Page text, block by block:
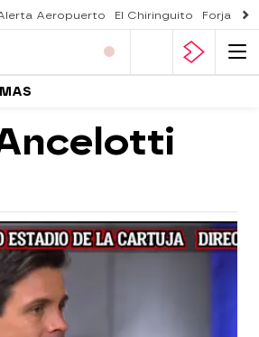
Aeropuerto El Chiringuito Forjado